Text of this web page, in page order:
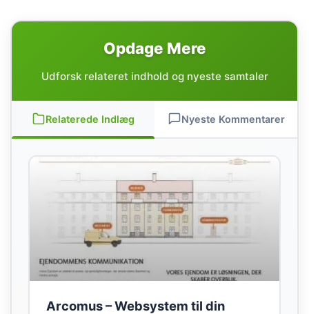
Opdage Mere
Udforsk relateret indhold og nyeste samtaler
Relaterede Indlæg Nyeste Kommentarer
Arcomus – Websystem til din